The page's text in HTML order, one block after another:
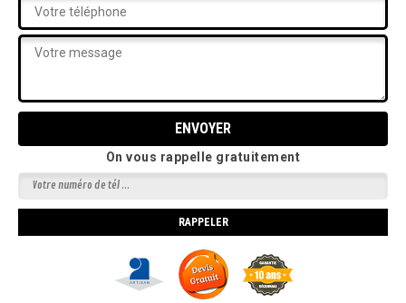
On vous rappelle gratuitement